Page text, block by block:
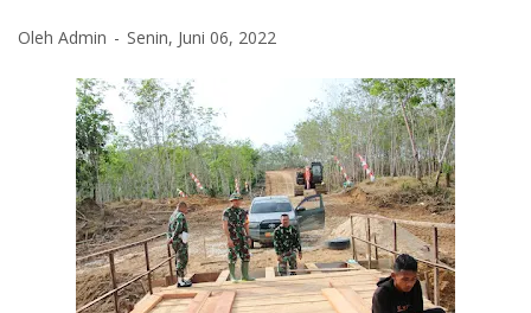
Oleh Admin Senin, Juni 06, 2022